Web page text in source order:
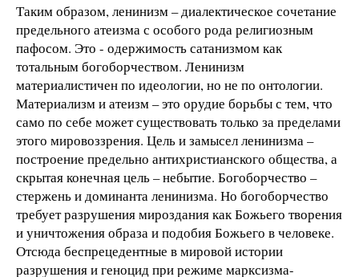
Таким образом, ленинизм – диалектическое сочетание
предельного атеизма с особого рода религиозным
пафосом. Это - одержимость сатанизмом как
тотальным богоборчеством. Ленинизм
материалистичен по идеологии, но не по онтологии.
Материализм и атеизм – это орудие борьбы с тем, что
само по себе может существовать только за пределами
этого мировоззрения. Цель и замысел ленинизма –
построение предельно антихристианского общества, а
скрытая конечная цель – небытие. Богоборчество –
стержень и доминанта ленинизма. Но богоборчество
требует разрушения мироздания как Божьего творения
и уничтожения образа и подобия Божьего в человеке.
Отсюда беспрецедентные в мировой истории
разрушения и геноцид при режиме марксизма-